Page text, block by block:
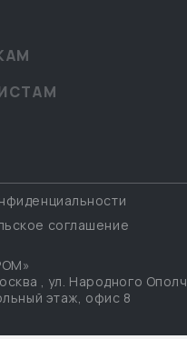
соглашение
, ул. Народного
этаж, офис 8